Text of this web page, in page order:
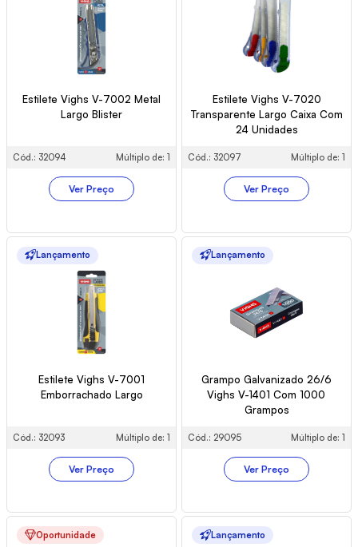
Estilete Vighs V-7002 Metal
Largo Blister
Cód.: 32094 Múltiplo de: 1
Ver Preço
Estilete Vighs V-7020
Transparente Largo Caixa Com
24 Unidades
Cód.: 32097 Múltiplo de: 1
Ver Preço
Lançamento
Estilete Vighs V-7001
Emborrachado Largo
Cód.: 32093 Múltiplo de: 1
Ver Preço
Lançamento
Grampo Galvanizado 26/6
Vighs V-1401 Com 1000
Grampos
Cód.: 29095 Múltiplo de: 1
Ver Preço
Oportunidade Lançamento